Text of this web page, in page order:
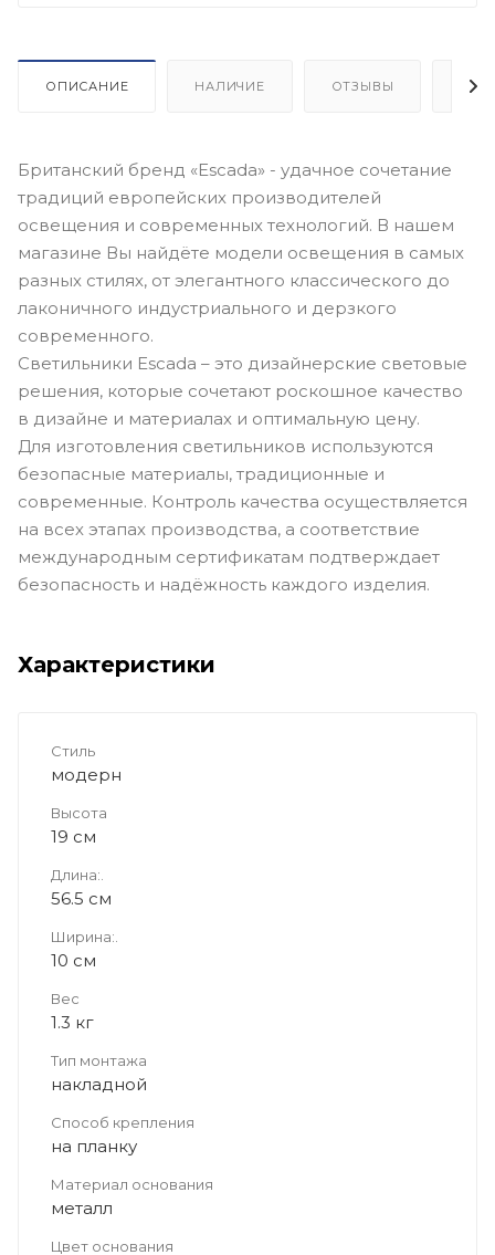
ОПИСАНИЕ НАЛИЧИЕ ОТЗЫВЫ
Британский бренд «Escada» - удачное сочетание
традиций европейских производителей
освещения и современных технологий. В нашем
магазине Вы найдёте модели освещения в самых
разных стилях, от элегантного классического до
лаконичного индустриального и дерзкого
современного.
Светильники Escada – это дизайнерские световые
решения, которые сочетают роскошное качество
в дизайне и материалах и оптимальную цену.
Для изготовления светильников используются
безопасные материалы, традиционные и
современные. Контроль качества осуществляется
на всех этапах производства, а соответствие
международным сертификатам подтверждает
безопасность и надёжность каждого изделия.
Характеристики
Стиль
модерн
Высота
19 см
Длина:.
56.5 см
Ширина:.
10 см
Вес
1.3 кг
Тип монтажа
накладной
Способ крепления
на планку
Материал основания
металл
Цвет основания